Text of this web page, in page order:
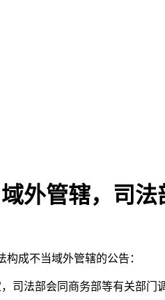
外管辖，司
成不当域外管辖的公告：
司法部会同商务部等有关部